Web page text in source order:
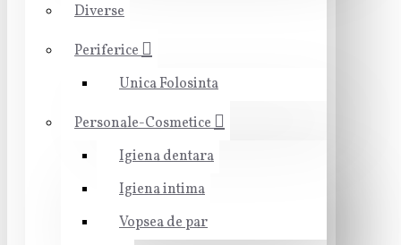
Diverse
Periferice
Unica Folosinta
Personale-Cosmetice
Igiena dentara
Igiena intima
Vopsea de par